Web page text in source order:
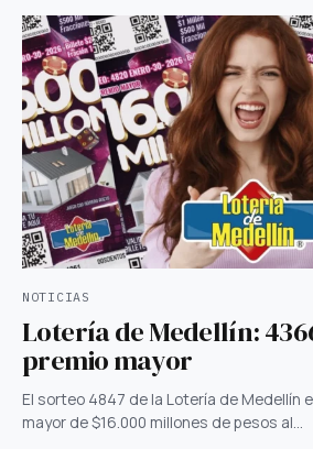
NOTICIAS
Lotería de Medellín:
premio mayor
El sorteo 4847 de la Lotería de Medellín
mayor de $16.000 millones de pesos al…